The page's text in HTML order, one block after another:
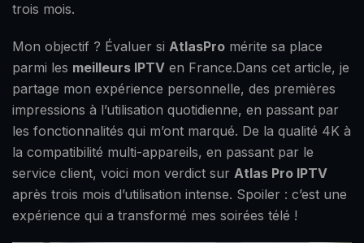
trois mois.
Mon objectif ? Évaluer si AtlasPro mérite sa place
parmi les meilleurs IPTV en France.Dans cet article, je
partage mon expérience personnelle, des premières
impressions à l’utilisation quotidienne, en passant par
les fonctionnalités qui m’ont marqué. De la qualité 4K à
la compatibilité multi-appareils, en passant par le
service client, voici mon verdict sur Atlas Pro IPTV
après trois mois d’utilisation intense. Spoiler : c’est une
expérience qui a transformé mes soirées télé !